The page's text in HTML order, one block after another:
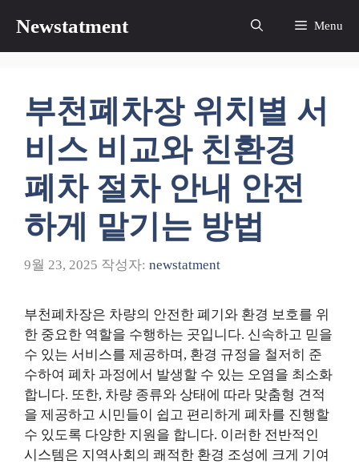
츠
Newstatment Menu
부천폐차장 위치별 서
비스 비교와 친환경
폐차 절차 안내 안전
하게 맡기는 방법
9월 23, 2025 작성자: newstatment
부천폐차장은 차량의 안전한 폐기와 환경 보호를 위
한 중요한 역할을 수행하는 곳입니다. 신속하고 믿을
수 있는 서비스를 제공하며, 환경 규정을 철저히 준
수하여 폐차 과정에서 발생할 수 있는 오염을 최소화
합니다. 또한, 차량 종류와 상태에 따라 맞춤형 견적
을 제공하고 시민들이 쉽고 편리하게 폐차를 진행할
수 있도록 다양한 지원을 합니다. 이러한 전반적인
시스템은 지역사회의 쾌적한 환경 조성에 크게 기여